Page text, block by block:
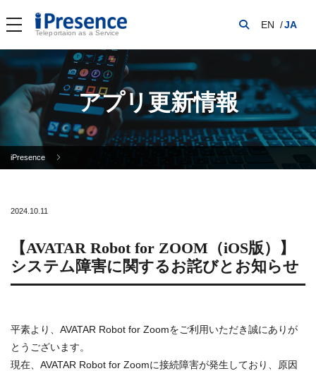
Teleportaion as a Service
EN JA
アプリ更新情報
iPresence
2024.10.11
【AVATAR Robot for ZOOM（iOS版）】
システム障害に関するお詫びとお知らせ
平素より、AVATAR Robot for Zoomをご利用いただき誠にありが
とうございます。
現在、AVATAR Robot for Zoomに接続障害が発生しており、原因